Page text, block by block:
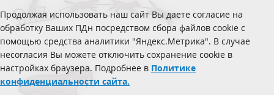
Продолжая использовать наш сайт Вы даете согласие на
обработку Ваших ПДн посредством сбора файлов cookie с
помощью средства аналитики "Яндекс.Метрика". В случае
несогласия Вы можете отключить сохранение cookie в
настройках браузера. Подробнее в Политике
конфиденциальности сайта.